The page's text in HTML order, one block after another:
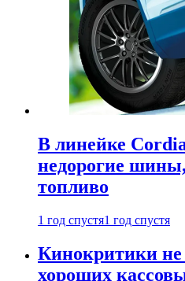
В линейке
недорогие
топливо
1 год спустя1 год спустя
Кинокритики
хороших